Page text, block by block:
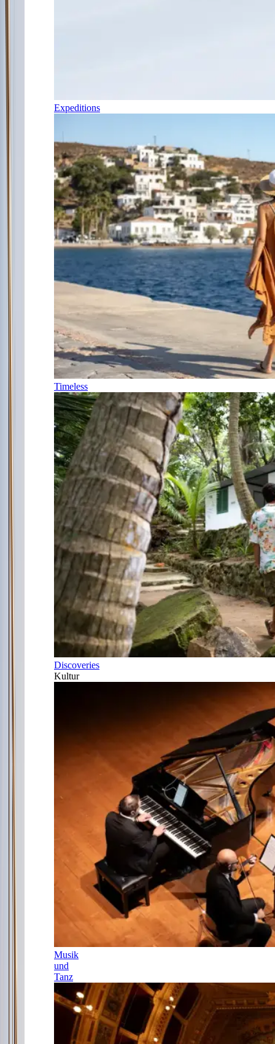
Expeditions
Timeless
Discoveries
Kultur
Musik
und
Tanz